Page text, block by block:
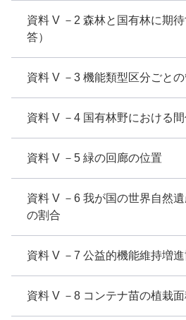
資料 V －2 森林と国有林に期
答）
資料 V －3 機能類型区分ごと
資料 V －4 国有林野における
資料 V －5 緑の回廊の位置
資料 V －6 我が国の世界自然
の割合
資料 V －7 公益的機能維持増
資料 V －8 コンテナ苗の植栽